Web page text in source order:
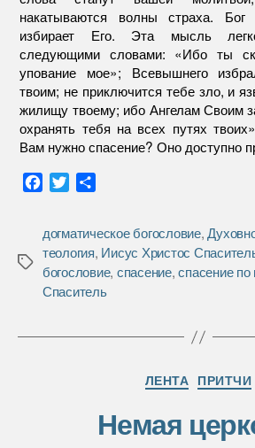
накатываются волны страха. Бог
избирает Его. Эта мысль
следующими словами: «Ибо ты
упование мое»; Всевышнего
твоим; не приключится тебе зло, и
жилищу твоему; ибо Ангелам Своим
охранять тебя на всех путях
Вам нужно спасение? Оно доступно
e
b
o
o
t
t
e
r
р
а
в
и
ь
Метки
догматическое богословие,
теология, Иисус Христос
богословие, спасение,спасение по
Спаситель
Рубрики
ЛЕНТА ПРИТЧИ
Немая